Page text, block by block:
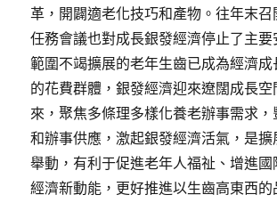
革，開闢適老化技巧和產物。往年末
任務會議也對成長銀發經濟停止了主要
範圍不竭擴展的老年生齒已成為經濟
的花費群體，銀發經濟迎來遼闊成長
來，聚焦多條理多樣化養老辦事需求
和辦事供應，激起銀發經濟活氣，是
舉動，有利于促進老年人福祉、增進國
經濟新動能，更好推進以生齒高東西